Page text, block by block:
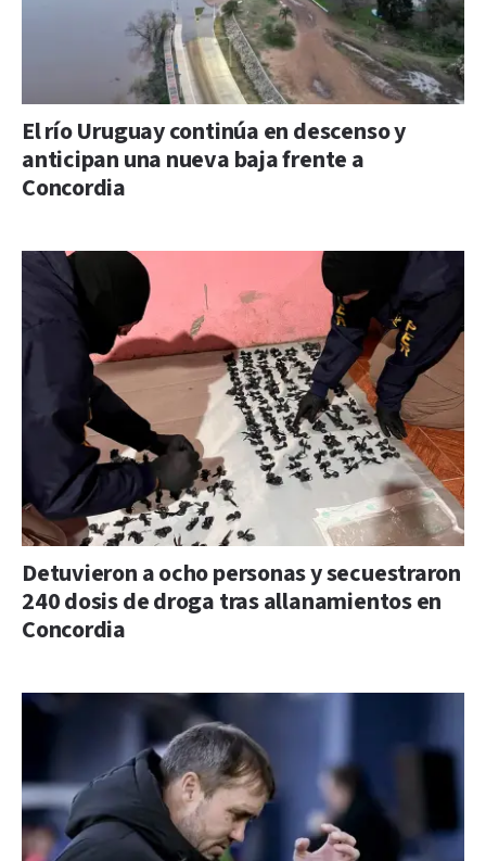
El río Uruguay continúa en descenso y
anticipan una nueva baja frente a
Concordia
Detuvieron a ocho personas y secuestraron
240 dosis de droga tras allanamientos en
Concordia